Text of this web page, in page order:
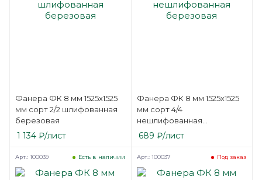
Фанера ФК 8 мм 1525х1525
мм сорт 2/2 шлифованная
березовая
1 134 ₽/лист
Фанера ФК 8 мм 1525х1525
мм сорт 4/4
нешлифованная
березовая
689 ₽/лист
Есть в наличии
Арт.: 100039 Под заказ
Арт.: 100037